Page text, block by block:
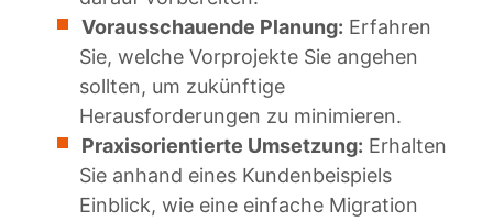
Vorausschauende Planung: Erfahren
Sie, welche Vorprojekte Sie angehen
sollten, um zukünftige
Herausforderungen zu minimieren.
Praxisorientierte Umsetzung: Erhalten
Sie anhand eines Kundenbeispiels
Einblick, wie eine einfache Migration